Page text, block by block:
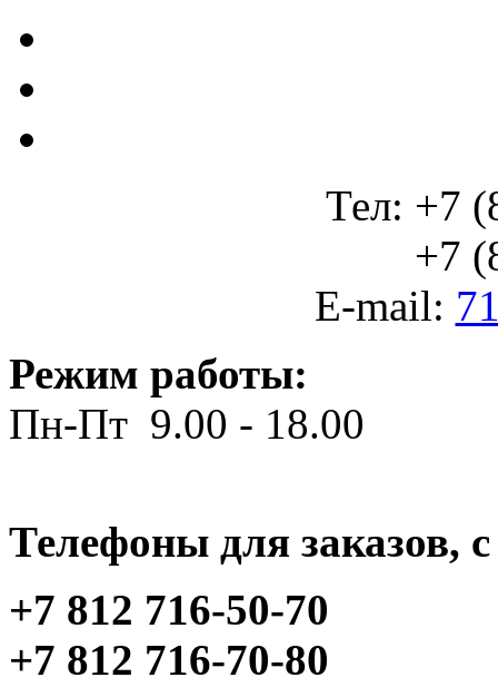
Тел: +7
+7
E-mail:
Режим работы:
Пн-Пт 9.00 - 18.00
Телефоны для заказов,
+7 812 716-50-70
+7 812 716-70-80